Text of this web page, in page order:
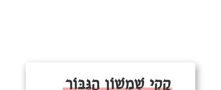
קָקִי שִׁמְשׁוֹן הַגִּבּוֹר